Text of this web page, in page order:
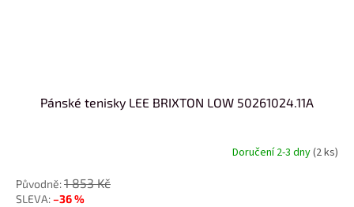
Pánské tenisky LEE BRIXTON LOW 50261024.11A
Doručení 2-3 dny(2 ks)
1 853 Kč
–36 %